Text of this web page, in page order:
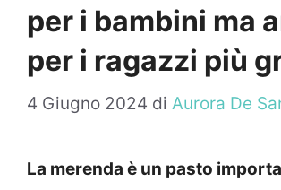
per i bambini ma
per i ragazzi più
4 Giugno 2024 di Aurora De
La merenda è un pasto